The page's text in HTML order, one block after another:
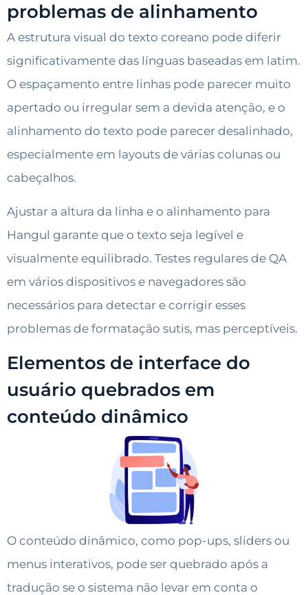
problemas de alinhamento
A estrutura visual do texto coreano pode diferir
significativamente das línguas baseadas em latim.
O espaçamento entre linhas pode parecer muito
apertado ou irregular sem a devida atenção, e o
alinhamento do texto pode parecer desalinhado,
especialmente em layouts de várias colunas ou
cabeçalhos.
Ajustar a altura da linha e o alinhamento para
Hangul garante que o texto seja legível e
visualmente equilibrado. Testes regulares de QA
em vários dispositivos e navegadores são
necessários para detectar e corrigir esses
problemas de formatação sutis, mas perceptíveis.
Elementos de interface do
usuário quebrados em
conteúdo dinâmico
O conteúdo dinâmico, como pop-ups, sliders ou
menus interativos, pode ser quebrado após a
tradução se o sistema não levar em conta o